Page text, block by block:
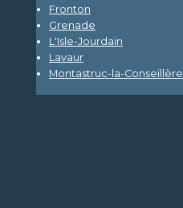
Fronton
Grenade
L'Isle-Jourdain
Lavaur
Montastruc-la-Conseillère